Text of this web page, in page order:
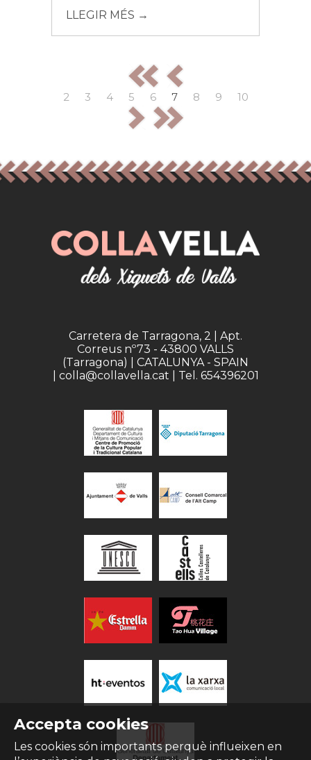
LLEGIR MÉS →
2 3 4 5 6 7 8 9 10
Accepta cookies
Les cookies són importants perquè influeixen en
Carretera de Tarragona, 2 | Apt.
Correus nº73 - 43800 VALLS
(Tarragona) | CATALUNYA - SPAIN
| colla@collavella.cat | Tel. 654396201